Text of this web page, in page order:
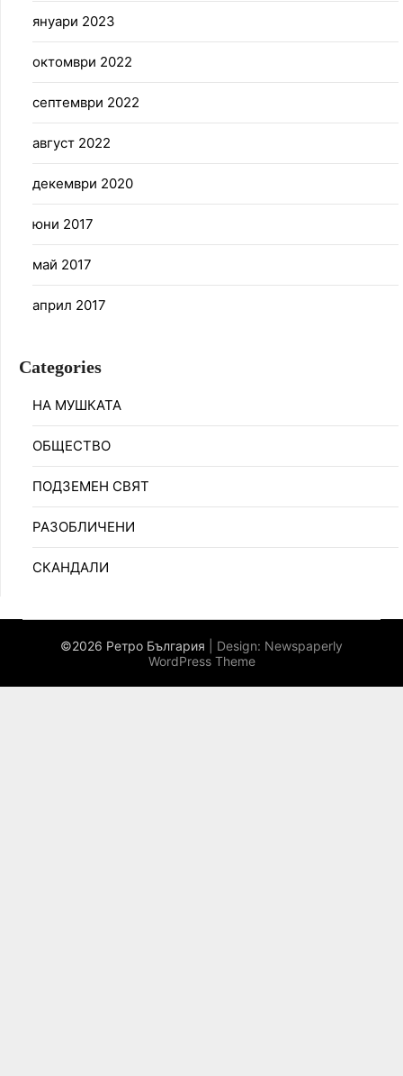
януари 2023
октомври 2022
септември 2022
август 2022
декември 2020
юни 2017
май 2017
април 2017
Categories
НА МУШКАТА
ОБЩЕСТВО
ПОДЗЕМЕН СВЯТ
РАЗОБЛИЧЕНИ
СКАНДАЛИ
©2026 Ретро България | Design: Newspaperly
WordPress Theme